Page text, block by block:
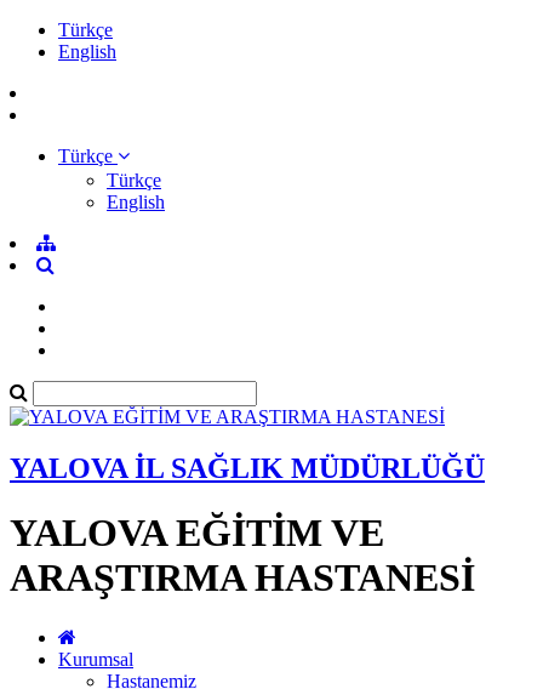
Türkçe
English
Türkçe
Türkçe
English
YALOVA İL SAĞLIK MÜDÜRLÜĞÜ
YALOVA EĞİTİM VE
ARAŞTIRMA HASTANESİ
Kurumsal
Hastanemiz